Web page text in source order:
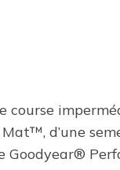
course
d’une
Goodyear®